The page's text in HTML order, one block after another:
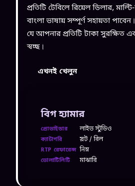
প্রতিটি টেবিলে রিয়েল ডিলার,
বাংলা ভাষায় সম্পূর্ণ সহায়তা
যে আপনার প্রতিটি টাকা সুরক্ষিত
স্বচ্ছ।
এখনই খেলুন
বিগ হ্যামার
প্রোভাইডার লাইভ স্টুডিও
ক্যাটাগরি স্লট / রিল
RTP রেফারেন্স নিম্ন
ভোলাটিলিটি মাঝারি